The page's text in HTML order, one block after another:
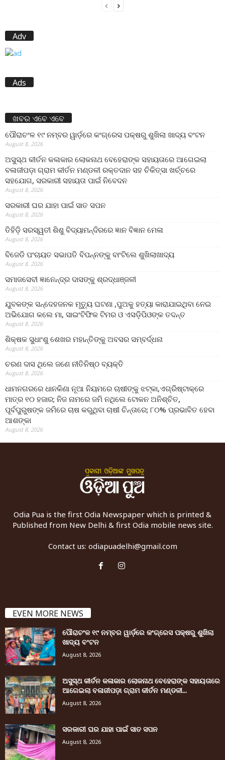
Adv
Ads
ଖବର ଏବେ ଏବେ
ପୌରାଚଂଳ ୧୯ ନମ୍ବର ୱାର୍ଡ଼ରେ କଂଗ୍ରେସ ପକ୍ଷରୁ ଶୁଖିଲା ଖାଦ୍ୟ ବଂଟନ
August 8, 2026
ଅସୁସ୍ଥ କୀର୍ତନ କଳାକାର ଲୋକନାଥ ବେହେରାଙ୍କ ସହାୟତାରେ ଆଗେଇଲା
ବଳାଜୀପଡ଼ା ଗ୍ରାମ କୀର୍ତନ ମଣ୍ଡଳୀ ରକ୍ତଦାନ ସହ ଚିକିତ୍ସା ଖର୍ଚ୍ଚରେ
ସହଯୋଗ, ସରକାରୀ ସହାୟତା ପାଇଁ ନିବେଦନ
August 8, 2026
ସରକାରୀ ଘର ଯାହା ପାଇଁ ସାତ ସପନ
August 8, 2026
ତିହିଡି଼ ସରସ୍ୱତୀ ଶିଶୁ ବିଦ୍ୟାମନ୍ଦିରରେ ଜ୍ଞାନ ବିଜ୍ଞାନ ମେଳା
August 8, 2026
ବିଜେଡି ପଂଚାୟତ ସଭାପତି ବିପନ୍ନଙ୍କୁ ବାଂଟିଲେ ଶୁଖିଲାଖାଦ୍ୟ
August 8, 2026
ସମାଜସେବୀ ଜ୍ଞାନେନ୍ଦ୍ର ଦାସଙ୍କୁ ଶ୍ରଦ୍ଧାଞ୍ଜଳୀ
August 8, 2026
ଯୁବକଙ୍କ ସନ୍ଦେହଜନକ ମୃତ୍ୟୁ ଘଟଣା ,ପୁଅକୁ ହତ୍ୟା କାରାଯାଇଥିବା ନେଇ
ଅଭିଯୋଗ କଲେ ମା, ସାଇଂଟିଫିକ ଟିମର ଓ ଏସଡ଼ିପିଓଙ୍କ ତଦନ୍ତ
August 8, 2026
ଶିକ୍ଷକ ସୁଧାଂଶୁ ଶେଖର ମହାନ୍ତିଙ୍କୁ ଅବସର ସମ୍ବର୍ଦ୍ଧନା
August 8, 2026
ଚରଣ ଦାସ ଥିଲେ ଜଣେ ନୀତିନିଷ୍ଠ ବ୍ୟକ୍ତି
August 8, 2026
ଧାମନଗରରେ ଧାନକିଣା ନୂଆ ନିୟମରେ ଚାଷୀଙ୍କୁ ଝଟ୍‌କା,ଏଗ୍ରିଷ୍ଟାକ୍‌ରେ
ମାତ୍ର ୧୦ ହଜାର; ନିଜ ନାମରେ ଜମି ନଥିଲେ ଟୋକନ ଅନିଶ୍ଚିତ,
ପୂର୍ବପୁରୁଷଙ୍କ ଜମିରେ ଚାଷ କରୁଥିବା ଚାଷୀ ଚିନ୍ତାରେ; ୮୦% ପ୍ରଭାବିତ ହେବା
ଆଶଙ୍କା
August 8, 2026
Odia Pua is the first Odia Newspaper which is printed &
Published from New Delhi & first Odia mobile news site.
Contact us: odiapuadelhi@gmail.com
EVEN MORE NEWS
ପୌରାଚଂଳ ୧୯ ନମ୍ବର ୱାର୍ଡ଼ରେ କଂଗ୍ରେସ ପକ୍ଷରୁ ଶୁଖିଲା
ଖାଦ୍ୟ ବଂଟନ
August 8, 2026
ଅସୁସ୍ଥ କୀର୍ତନ କଳାକାର ଲୋକନାଥ ବେହେରାଙ୍କ ସହାୟତାରେ
ଆଗେଇଲା ବଳାଜୀପଡ଼ା ଗ୍ରାମ କୀର୍ତନ ମଣ୍ଡଳୀ...
August 8, 2026
ସରକାରୀ ଘର ଯାହା ପାଇଁ ସାତ ସପନ
August 8, 2026